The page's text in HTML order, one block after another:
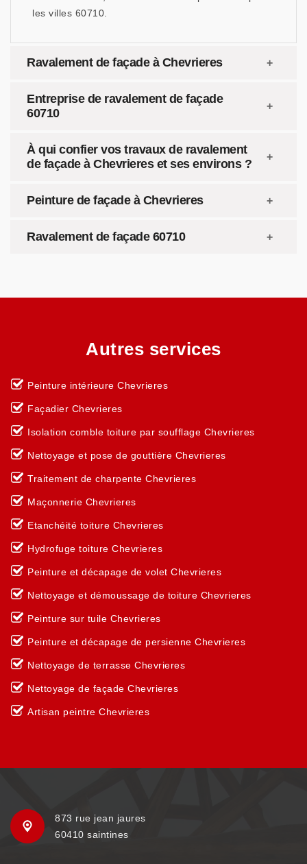
les villes 60710.
Ravalement de façade à Chevrieres
Entreprise de ravalement de façade
60710
À qui confier vos travaux de ravalement
de façade à Chevrieres et ses environs ?
Peinture de façade à Chevrieres
Ravalement de façade 60710
Autres services
Peinture intérieure Chevrieres
Façadier Chevrieres
Isolation comble toiture par soufflage Chevrieres
Nettoyage et pose de gouttière Chevrieres
Traitement de charpente Chevrieres
Maçonnerie Chevrieres
Etanchéité toiture Chevrieres
Hydrofuge toiture Chevrieres
Peinture et décapage de volet Chevrieres
Nettoyage et démoussage de toiture Chevrieres
Peinture sur tuile Chevrieres
Peinture et décapage de persienne Chevrieres
Nettoyage de terrasse Chevrieres
Nettoyage de façade Chevrieres
Artisan peintre Chevrieres
873 rue jean jaures
60410 saintines